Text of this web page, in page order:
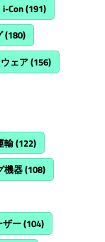
Con(191)
(180)
ェア(156)
輸(122)
機器(108)
ザー(104)